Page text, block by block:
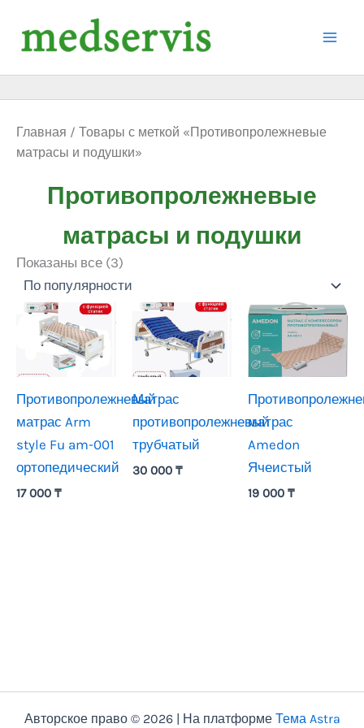
содержимому
Главная / Товары с меткой «Противопролежневые
матрасы и подушки»
Противопролежневые
матрасы и подушки
Показаны все (3)
популярности
Противопролежневый
матрас Arm
style Fu am-001
ортопедический
17 000 ₸
Матрас
противопролежневый
трубчатый
30 000 ₸
матрас
Amedon
Ячеистый
19 000₸
Авторское право © 2026 | На платформе Тема Astra